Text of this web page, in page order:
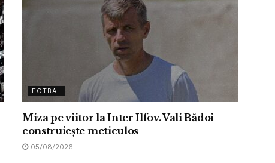
FOTBAL
Miza pe viitor la Inter Ilfov. Vali Bădoi
construiește meticulos
05/08/2026